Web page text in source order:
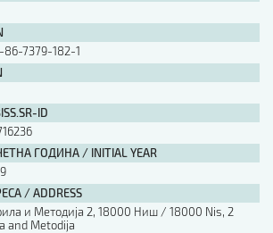
86-7379-182-1
ID
ГОДИНА / INITIAL YEAR
/ ADDRESS
и Методија 2, 18000 Ниш / 18000 Nis, 2
and Metodija